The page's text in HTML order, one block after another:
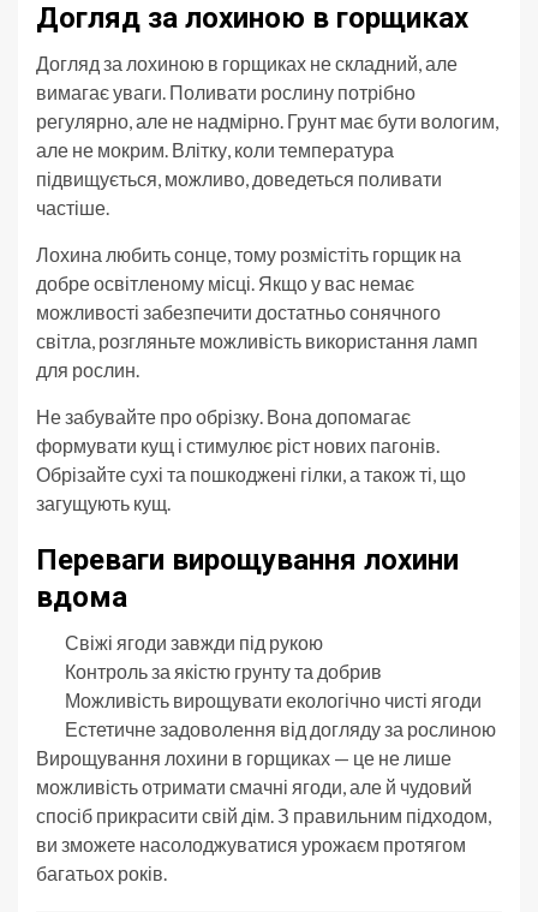
Догляд за лохиною в горщиках
Догляд за лохиною в горщиках не складний, але
вимагає уваги. Поливати рослину потрібно
регулярно, але не надмірно. Грунт має бути вологим,
але не мокрим. Влітку, коли температура
підвищується, можливо, доведеться поливати
частіше.
Лохина любить сонце, тому розмістіть горщик на
добре освітленому місці. Якщо у вас немає
можливості забезпечити достатньо сонячного
світла, розгляньте можливість використання ламп
для рослин.
Не забувайте про обрізку. Вона допомагає
формувати кущ і стимулює ріст нових пагонів.
Обрізайте сухі та пошкоджені гілки, а також ті, що
загущують кущ.
Переваги вирощування лохини
вдома
Свіжі ягоди завжди під рукою
Контроль за якістю грунту та добрив
Можливість вирощувати екологічно чисті ягоди
Естетичне задоволення від догляду за рослиною
Вирощування лохини в горщиках — це не лише
можливість отримати смачні ягоди, але й чудовий
спосіб прикрасити свій дім. З правильним підходом,
ви зможете насолоджуватися урожаєм протягом
багатьох років.